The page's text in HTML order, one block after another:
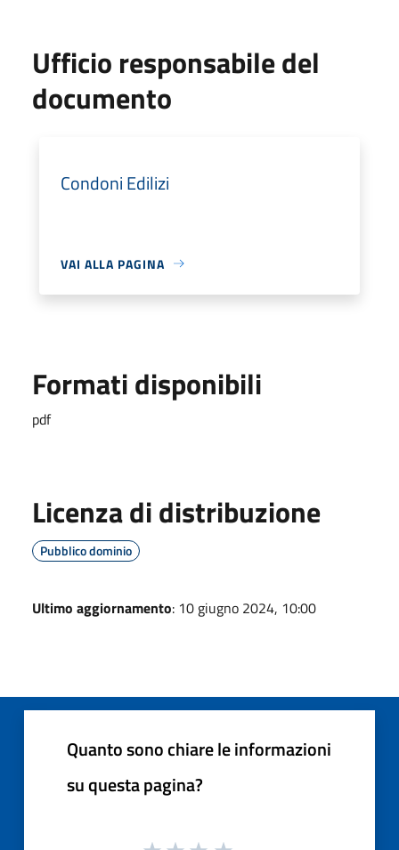
Ufficio responsabile del
documento
Condoni Edilizi
VAI ALLA PAGINA
Formati disponibili
pdf
Licenza di distribuzione
Pubblico dominio
Ultimo aggiornamento: 10 giugno 2024, 10:00
Quanto sono chiare le informazioni
su questa pagina?